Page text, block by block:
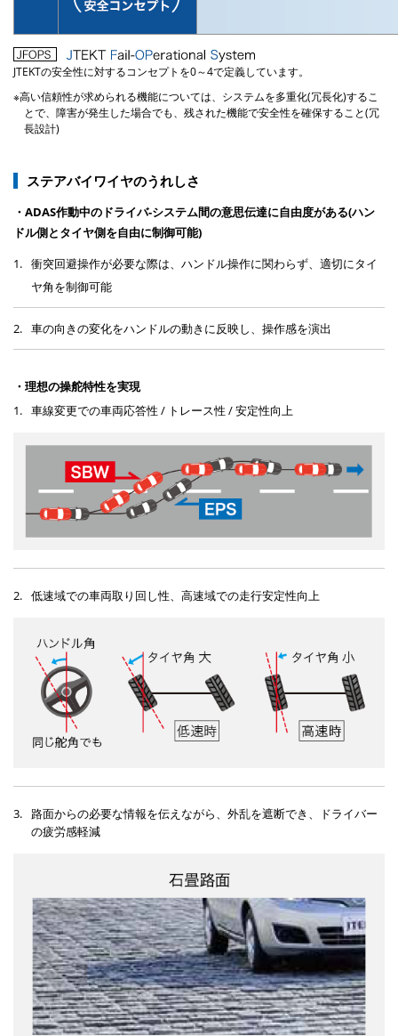
JTEKTの安全性に対するコンセプトを0～4で定義しています。
※高い信頼性が求められる機能については、システムを多重化(冗長化)するこ
とで、障害が発生した場合でも、残された機能で安全性を確保すること(冗
長設計)
ステアバイワイヤのうれしさ
・ADAS作動中のドライバ-システム間の意思伝達に自由度がある(ハン
ドル側とタイヤ側を自由に制御可能)
1. 衝突回避操作が必要な際は、ハンドル操作に関わらず、適切にタイ
ヤ角を制御可能
2. 車の向きの変化をハンドルの動きに反映し、操作感を演出
・理想の操舵特性を実現
1. 車線変更での車両応答性 / トレース性 / 安定性向上
2. 低速域での車両取り回し性、高速域での走行安定性向上
3.
路面からの必要な情報を伝えながら、外乱を遮断でき、ドライバー
の疲労感軽減